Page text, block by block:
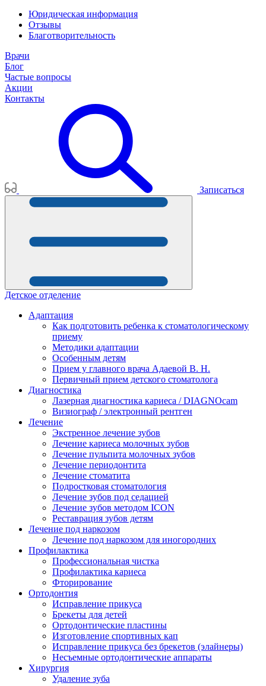
Юридическая информация
Отзывы
Благотворительность
Врачи
Блог
Частые вопросы
Акции
Контакты
Записаться
Детское отделение
Адаптация
Как подготовить ребенка к стоматологическому
приему
Методики адаптации
Особенным детям
Прием у главного врача Адаевой В. Н.
Первичный прием детского стоматолога
Диагностика
Лазерная диагностика кариеса / DIAGNOcam
Визиограф / электронный рентген
Лечение
Экстренное лечение зубов
Лечение кариеса молочных зубов
Лечение пульпита молочных зубов
Лечение периодонтита
Лечение стоматита
Подростковая стоматология
Лечение зубов под седацией
Лечение зубов методом ICON
Реставрация зубов детям
Лечение под наркозом
Лечение под наркозом для иногородних
Профилактика
Профессиональная чистка
Профилактика кариеса
Фторирование
Ортодонтия
Исправление прикуса
Брекеты для детей
Ортодонтические пластины
Изготовление спортивных кап
Исправление прикуса без брекетов (элайнеры)
Несъемные ортодонтические аппараты
Хирургия
Удаление зуба